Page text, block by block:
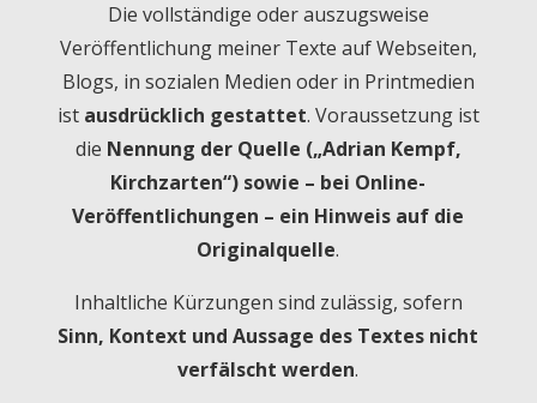
Die vollständige oder auszugsweise
Veröffentlichung meiner Texte auf Webseiten,
Blogs, in sozialen Medien oder in Printmedien
ist ausdrücklich gestattet. Voraussetzung ist
die Nennung der Quelle („Adrian Kempf,
Kirchzarten“) sowie – bei Online-
Veröffentlichungen – ein Hinweis auf die
Originalquelle.
Inhaltliche Kürzungen sind zulässig, sofern
Sinn, Kontext und Aussage des Textes nicht
verfälscht werden.